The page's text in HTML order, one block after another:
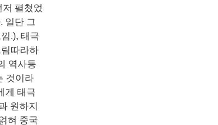
펼쳤었
일단 그
.), 태극
따라하
역사등
것이라
게 태극
원하지
혀 중국